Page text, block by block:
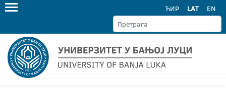
ЋИР LAT EN